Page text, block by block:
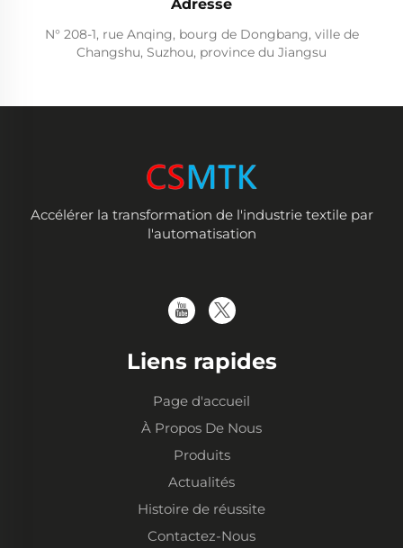
Adresse
N° 208-1, rue Anqing, bourg de Dongbang, ville de
Changshu, Suzhou, province du Jiangsu
Accélérer la transformation de l'industrie textile par
l'automatisation
Liens rapides
Page d'accueil
À Propos De Nous
Produits
Actualités
Histoire de réussite
Contactez-Nous